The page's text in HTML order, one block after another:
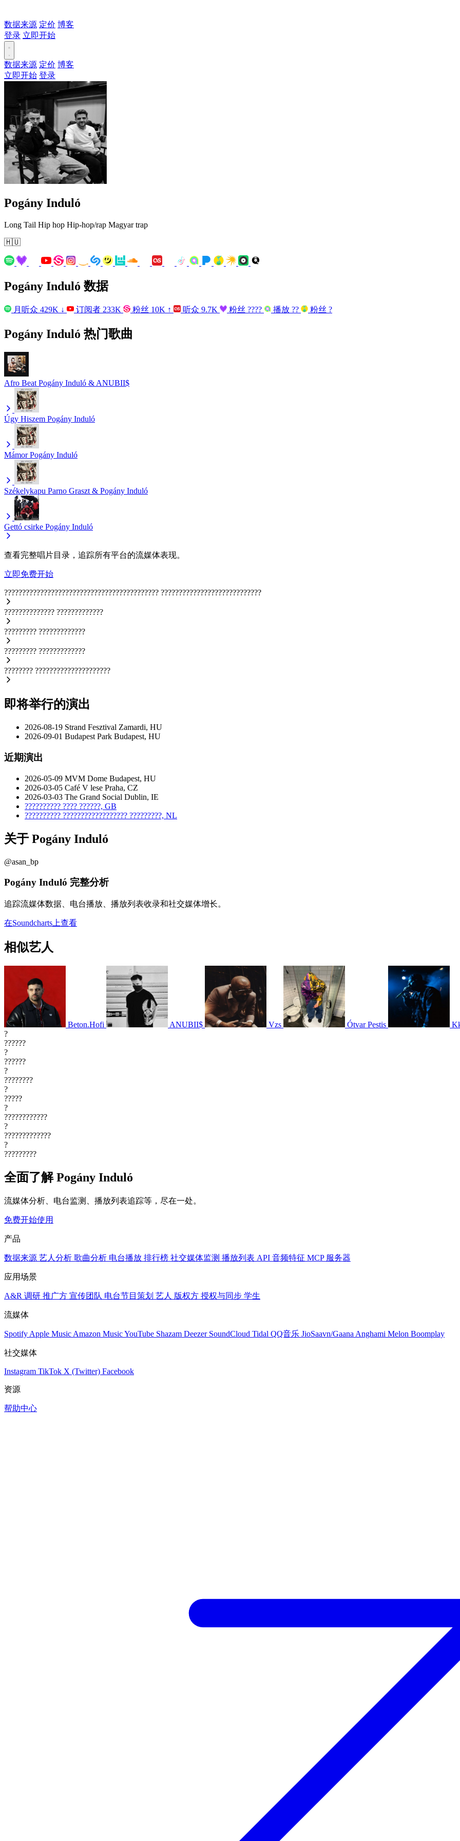
数据来源 定价 博客
登录 立即开始
数据来源 定价 博客
立即开始 登录
Pogány Induló
Long Tail Hip hop Hip-hop/rap Magyar trap
🇭🇺
Pogány Induló 数据
月听众 429K ↓ 订阅者 233K 粉丝 10K ↑ 听众 9.7K 粉丝 ???? 播放 ?? 粉丝 ?
Pogány Induló 热门歌曲
Afro Beat Pogány Induló & ANUBII$
Úgy Hiszem Pogány Induló
Mámor Pogány Induló
Székelykapu Parno Graszt & Pogány Induló
Gettó csirke Pogány Induló
查看完整唱片目录，追踪所有平台的流媒体表现。
立即免费开始
??????????????????????????????????????????? ????????????????????????????
?????????????? ?????????????
????????? ?????????????
????????? ?????????????
???????? ?????????????????????
即将举行的演出
2026-08-19 Strand Fesztival Zamardi, HU
2026-09-01 Budapest Park Budapest, HU
近期演出
2026-05-09 MVM Dome Budapest, HU
2026-03-05 Café V lese Praha, CZ
2026-03-03 The Grand Social Dublin, IE
?????????? ???? ??????, GB
?????????? ?????????????????? ?????????, NL
关于 Pogány Induló
@asan_bp
Pogány Induló 完整分析
追踪流媒体数据、电台播放、播放列表收录和社交媒体增长。
在Soundcharts上查看
相似艺人
Beton.Hofi ANUBII$ Vzs Ótvar Pestis
?
??????
?
??????
?
????????
?
?????
?
????????????
?
?????????????
?
?????????
全面了解 Pogány Induló
流媒体分析、电台监测、播放列表追踪等，尽在一处。
免费开始使用
产品
数据来源 艺人分析 歌曲分析 电台播放 排行榜 社交媒体监测 播放列表 API 音频特征 MCP 服务器
应用场景
A&R 调研 推广方 宣传团队 电台节目策划 艺人 版权方 授权与同步 学生
流媒体
Spotify Apple Music Amazon MusicYouTube Shazam Deezer SoundCloud Tidal QQ音乐 JioSaavn/Gaana Anghami Melon Boomplay
社交媒体
Instagram TikTok X (Twitter) Facebook
资源
帮助中心